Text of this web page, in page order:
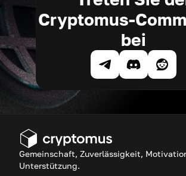
Cryptomus-
bei
Gemeinschaft, Zuverlässigkeit,
Unterstützung.